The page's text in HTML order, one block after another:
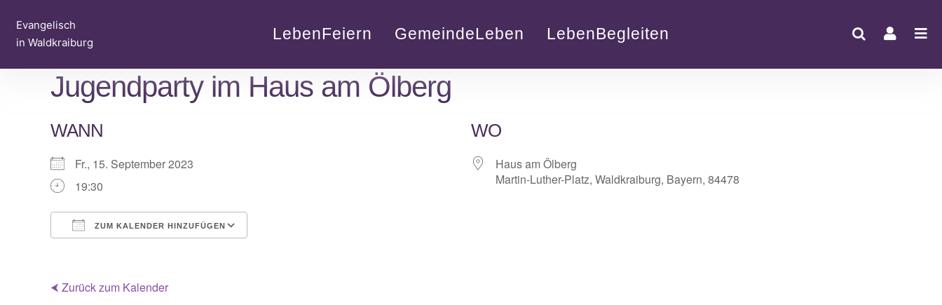
Inhalt
springen
Evangelisch
in Waldkraiburg
LebenFeiern GemeindeLeben LebenBegleiten
Jugendparty im Haus am Ölberg
WANN
Fr., 15. September 2023
19:30
ZUM KALENDER HINZUFÜGEN
WO
Haus am Ölberg
Martin-Luther-Platz, Waldkraiburg, Bayern, 84478
⮜ Zurück zum Kalender